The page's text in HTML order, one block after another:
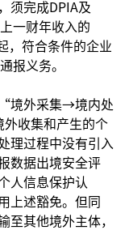
须完成DPIA及
一财年收入的
，符合条件的企业
报义务。
境外采集→境内处
收集和产生的个
理过程中没有引入
数据出境安全评
人信息保护认
上述豁免。但同
至其他境外主体，